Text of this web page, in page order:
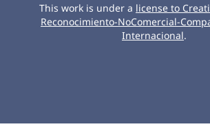
This work is under a license to
Reconocimiento-NoComercial-
Internacional.